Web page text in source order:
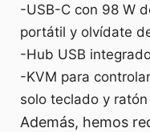
-USB-C con 98 W
portátil y olvídate
-Hub USB
-KVM para
solo teclado y ratón
Además, hemos